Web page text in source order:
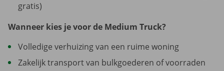
gratis)
Wanneer kies je voor de Medium Truck?
Volledige verhuizing van een ruime woning
Zakelijk transport van bulkgoederen of voorraden